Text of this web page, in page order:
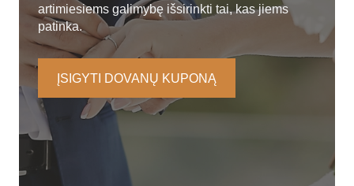
artimiesiems galimybę išsirinkti tai, kas jiems
patinka.
ĮSIGYTI DOVANŲ KUPONĄ